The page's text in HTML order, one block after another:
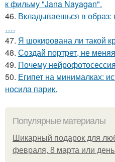
к фильму "Jana Nayagan".
46. Вкладываешься в образ:
….
47. Я шокирована ли такой
48. Создай портрет, не
49. Почему
50. Египет на минималках:
носила парик.
Популярные материалы
Шикарный подарок для
февраля, 8 марта или